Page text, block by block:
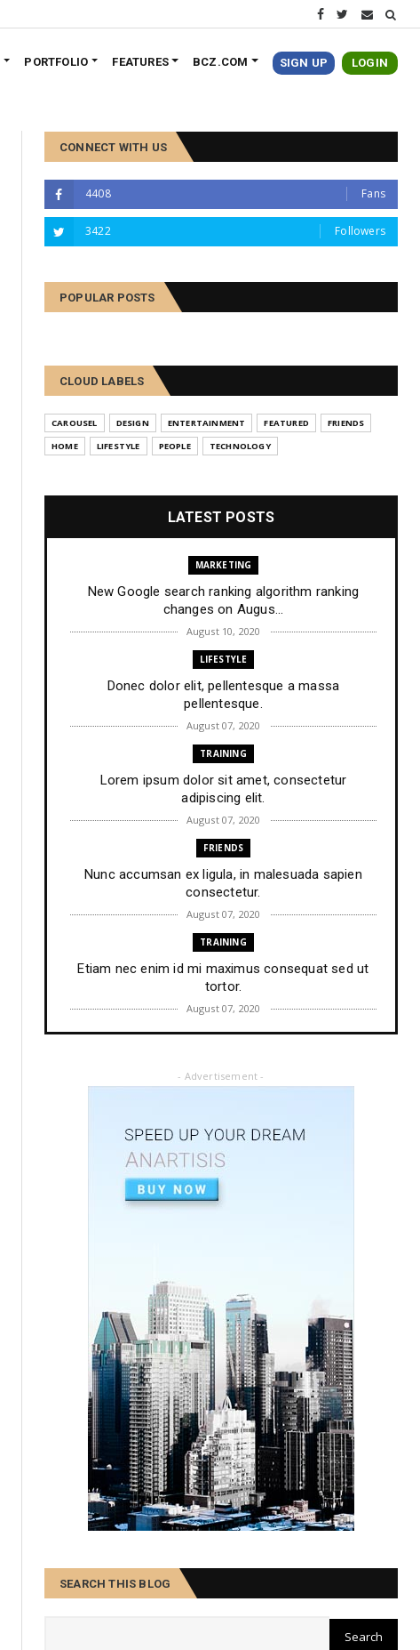
PORTFOLIO FEATURES BCZ.COM SIGN UP LOGIN
CONNECT WITH US
4408 Fans
3422 Followers
POPULAR POSTS
CLOUD LABELS
CAROUSEL DESIGN ENTERTAINMENT FEATURED
FRIENDS
HOME
LIFESTYLE PEOPLE TECHNOLOGY
LATEST POSTS
MARKETING
New Google search ranking algorithm ranking
changes on Augus...
August 10, 2020
LIFESTYLE
Donec dolor elit, pellentesque a massa
pellentesque.
August 07, 2020
TRAINING
Lorem ipsum dolor sit amet, consectetur
adipiscing elit.
August 07, 2020
FRIENDS
Nunc accumsan ex ligula, in malesuada sapien
consectetur.
August 07, 2020
TRAINING
Etiam nec enim id mi maximus consequat sed ut
tortor.
August 07, 2020
FRIENDS
adipiscing elit.
PEOPLE
Vestibulum maximus ipsum lacus, tempus suscipit
augue.
August 07, 2020
PEOPLE
Etiam nec enim id mi maximus consequat sed ut
tortor.
August 07, 2020
TRAINING
Morbi lobortis ultricies urna, neque aliquam sit
amet.
August 07, 2020
- Advertisement -
SEARCH THIS BLOG